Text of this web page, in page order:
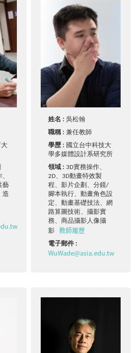
大
藝
造
姓名 :吳松翰
職稱 :兼任教師
學歷 : 國立台中科技大
學多媒體設計系研究所
領域 :3D實務操作、
2D、3D動畫特效製
程、影片企劃、分鏡/
腳本執行、動畫角色設
定、動畫基礎技法、網
路算圖技術、攝影實
務、商品攝影人像攝
影教師履歷
電子郵件 :
WuWade@asia.edu.tw